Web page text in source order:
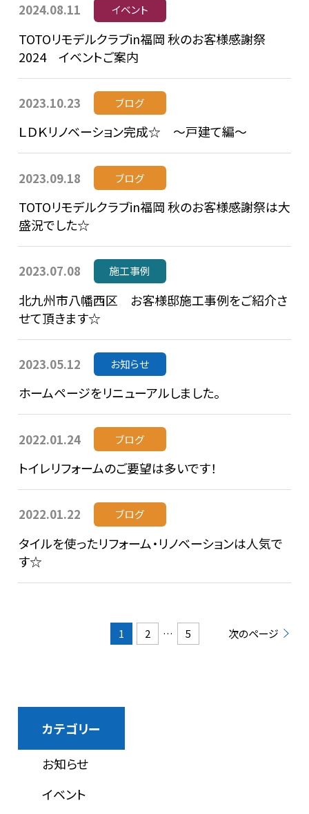
2024.08.11 イベント
TOTOリモデルクラブin福岡 秋のお客様感謝祭
2024 イベントご案内
2023.10.23 ブログ
ＬＤＫリノベーション完成☆ ～戸建て編～
2023.09.18 ブログ
TOTOリモデルクラブin福岡 秋のお客様感謝祭は大
盛況でした☆
2023.07.08 施工事例
北九州市八幡西区 お客様邸施工事例をご紹介さ
せて頂きます☆
2023.05.12 お知らせ
ホームページをリニューアルしました。
2022.01.24 ブログ
トイレリフォームのご要望は多いです！
2022.01.22 ブログ
タイルを使ったリフォーム・リノベーションは人気で
す☆
1 2 … 5 次のページ
カテゴリー
お知らせ
イベント